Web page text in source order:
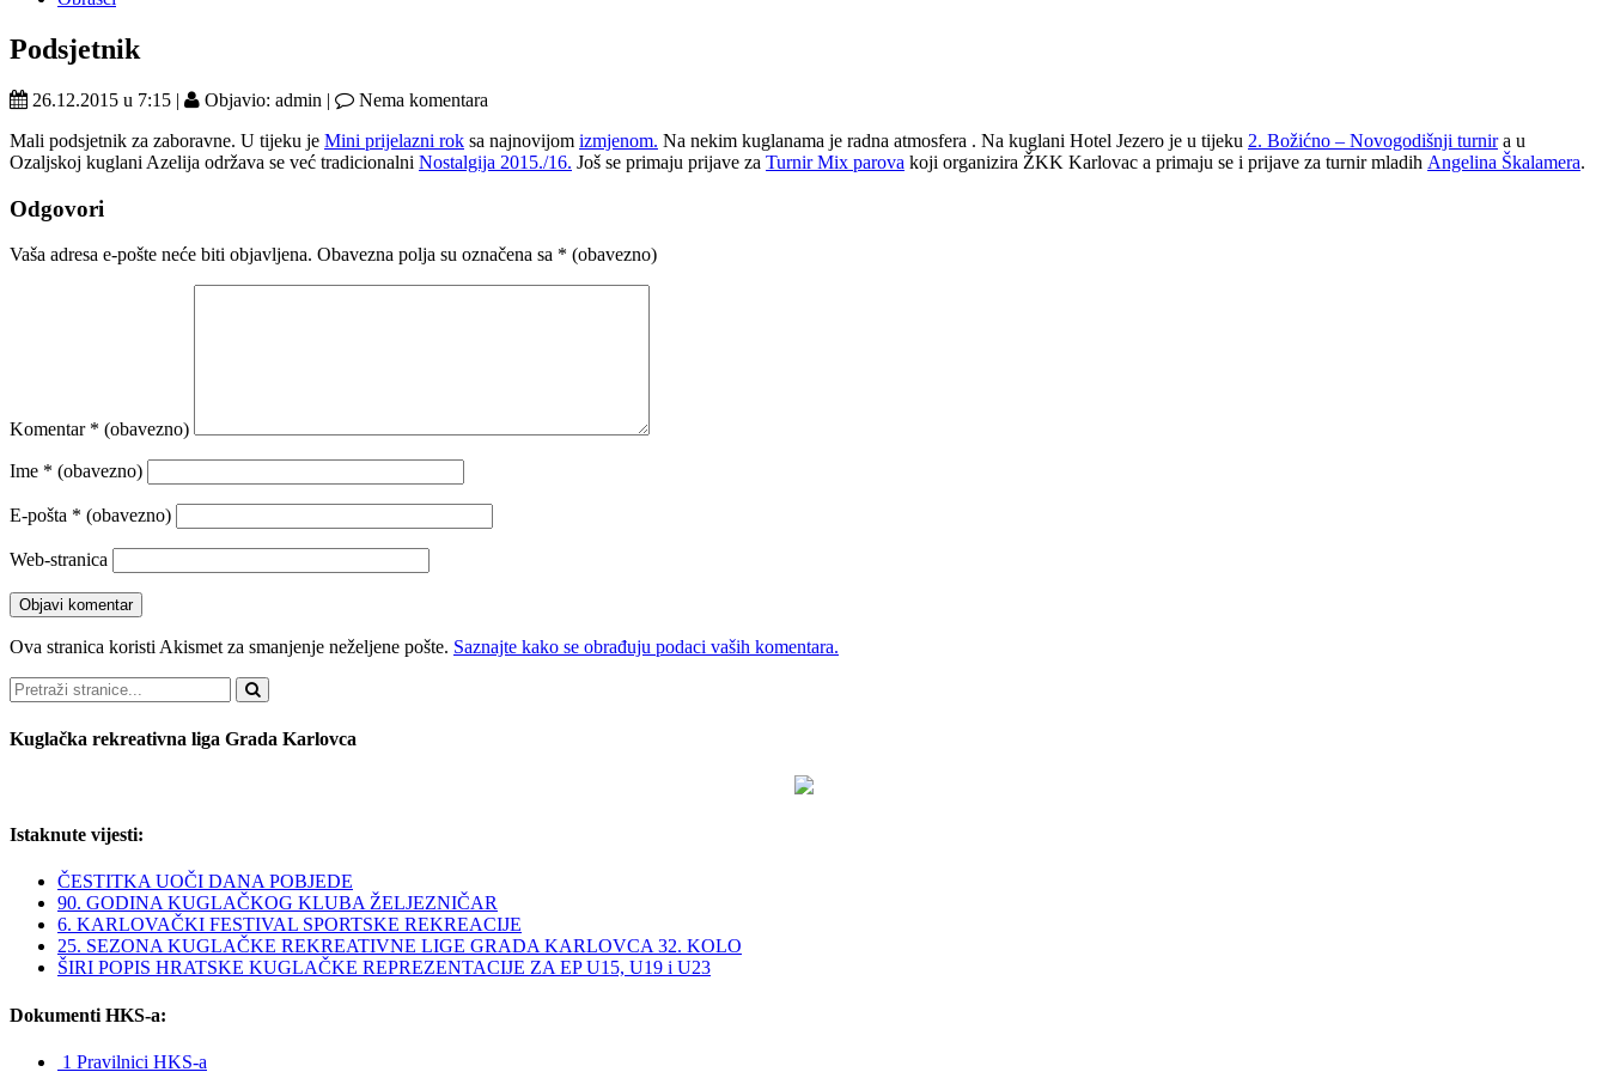
Podsjetnik
26.12.2015 u 7:15 | Objavio: admin |
Nema komentara
Mali podsjetnik za zaboravne. U tijeku je Mini prijelazni rok sa najnovijom izmjenom. Na nekim kuglanama je radna atmosfera . Na kuglani Hotel Jezero je u tijeku 2. Božićno – Novogodišnji turnira u
Ozaljskoj kuglani Azelija održava se već tradicionalni Nostalgija 2015./16. Još se primaju prijave za Turnir Mix parova koji organizira ŽKK Karlovac a primaju se i prijave za turnir mladih Angelina Škalamera.
Odgovori
Vaša adresa e-pošte neće biti objavljena. Obavezna polja su označena sa * (obavezno)
Komentar * (obavezno)
Ime * (obavezno)
E-pošta * (obavezno)
Web-stranica
Ova stranica koristi Akismet za smanjenje neželjene pošte. Saznajte kako se obrađuju podaci vaših komentara.
Pretraži
Kuglačka rekreativna liga Grada Karlovca
Istaknute vijesti:
ČESTITKA UOČI DANA POBJEDE
90. GODINA KUGLAČKOG KLUBA ŽELJEZNIČAR
6. KARLOVAČKI FESTIVAL SPORTSKE REKREACIJE
25. SEZONA KUGLAČKE REKREATIVNE LIGE GRADA KARLOVCA 32. KOLO
ŠIRI POPIS HRATSKE KUGLAČKE REPREZENTACIJE ZA EP U15, U19 i U23
Dokumenti HKS-a:
1 Pravilnici HKS-a